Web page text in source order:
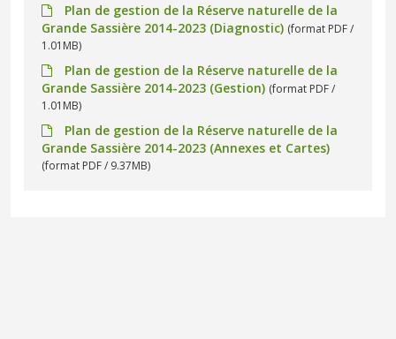
Plan de gestion de la Réserve naturelle de la
Grande Sassière 2014-2023 (Diagnostic) (format PDF /
1.01MB)
Plan de gestion de la Réserve naturelle de la
Grande Sassière 2014-2023 (Gestion) (format PDF /
1.01MB)
Plan de gestion de la Réserve naturelle de la
Grande Sassière 2014-2023 (Annexes et Cartes)
(format PDF / 9.37MB)